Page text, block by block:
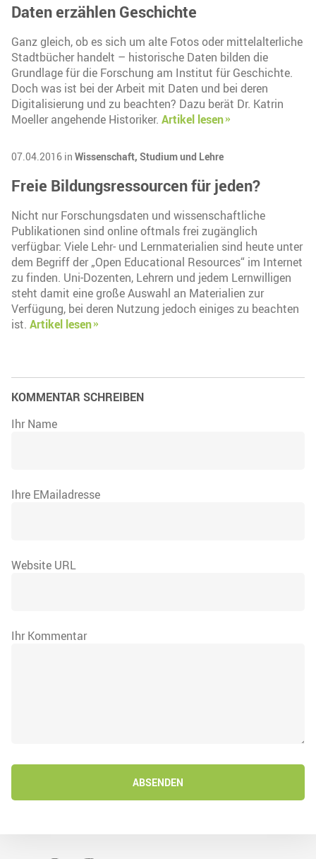
Daten erzählen Geschichte
Ganz gleich, ob es sich um alte Fotos oder mittelalterliche
Stadtbücher handelt – historische Daten bilden die
Grundlage für die Forschung am Institut für Geschichte.
Doch was ist bei der Arbeit mit Daten und bei deren
Digitalisierung und zu beachten? Dazu berät Dr. Katrin
Moeller angehende Historiker. Artikel lesen
07.04.2016 in Wissenschaft, Studium und Lehre
Freie Bildungsressourcen für jeden?
Nicht nur Forschungsdaten und wissenschaftliche
Publikationen sind online oftmals frei zugänglich
verfügbar: Viele Lehr- und Lernmaterialien sind heute unter
dem Begriff der „Open Educational Resources“ im Internet
zu finden. Uni-Dozenten, Lehrern und jedem Lernwilligen
steht damit eine große Auswahl an Materialien zur
Verfügung, bei deren Nutzung jedoch einiges zu beachten
ist. Artikel lesen
KOMMENTAR SCHREIBEN
Ihr Name
Ihre EMailadresse
Website URL
Ihr Kommentar
ABSENDEN